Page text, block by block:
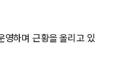
영하며 근황을 올리고 있